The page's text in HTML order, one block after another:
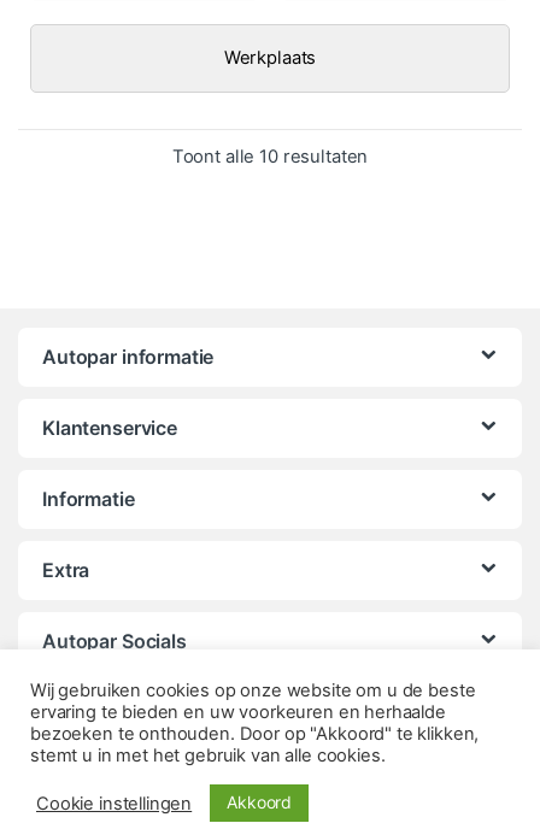
Werkplaats
Toont alle 10 resultaten
Autopar informatie
Klantenservice
Informatie
Extra
Autopar Socials
Wij gebruiken cookies op onze website om u de beste
ervaring te bieden en uw voorkeuren en herhaalde
bezoeken te onthouden. Door op "Akkoord" te klikken,
stemt u in met het gebruik van alle cookies.
Cookie instellingen Akkoord